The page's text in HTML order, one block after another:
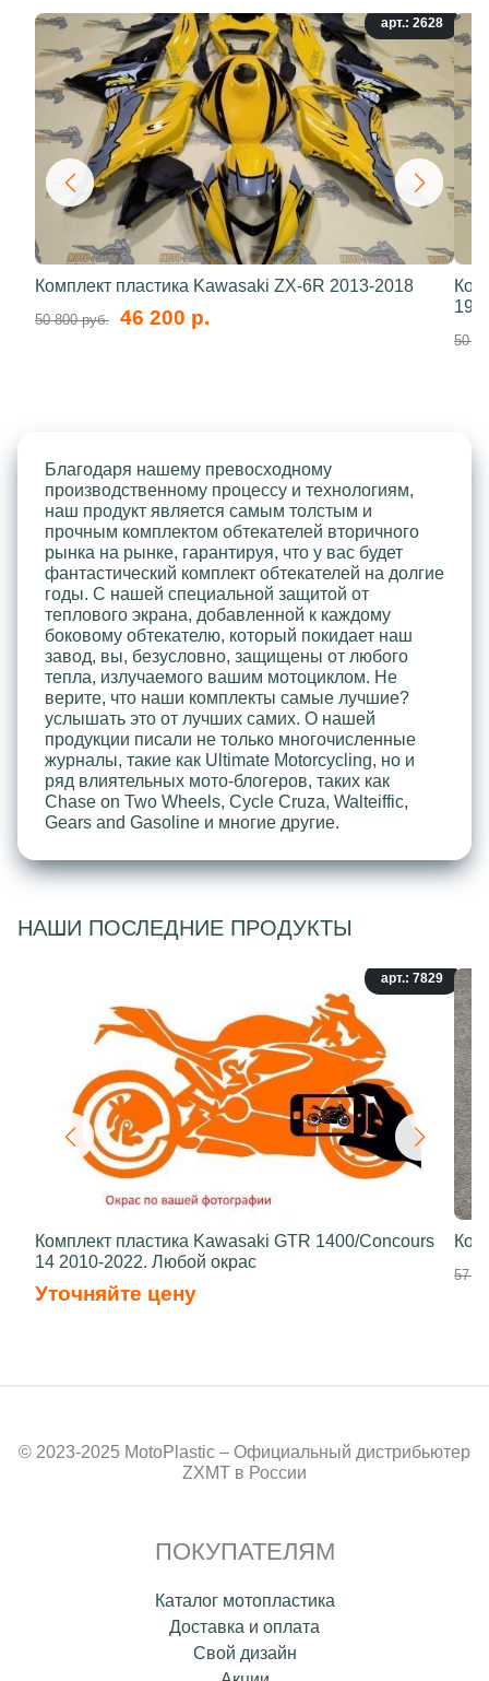
арт.: 2628
Комплект пластика Kawasaki ZX-6R 2013-2018
50 800 руб. 46 200 р.
50
Благодаря нашему превосходному
производственному процессу и технологиям,
наш продукт является самым толстым и
прочным комплектом обтекателей вторичного
рынка на рынке, гарантируя, что у вас будет
фантастический комплект обтекателей на долгие
годы. С нашей специальной защитой от
теплового экрана, добавленной к каждому
боковому обтекателю, который покидает наш
завод, вы, безусловно, защищены от любого
тепла, излучаемого вашим мотоциклом. Не
верите, что наши комплекты самые лучшие?
услышать это от лучших самих. О нашей
продукции писали не только многочисленные
журналы, такие как Ultimate Motorcycling, но и
ряд влиятельных мото-блогеров, таких как
Chase on Two Wheels, Cycle Cruza, Walteiffic,
Gears and Gasoline и многие другие.
НАШИ ПОСЛЕДНИЕ ПРОДУКТЫ
арт.: 7829
Комплект пластика Kawasaki GTR 1400/Concours
14 2010-2022. Любой окрас
Уточняйте цену
57
© 2023-2025 MotoPlastic – Официальный дистрибьютер
ZXMT в России
ПОКУПАТЕЛЯМ
Каталог мотопластика
Доставка и оплата
Свой дизайн